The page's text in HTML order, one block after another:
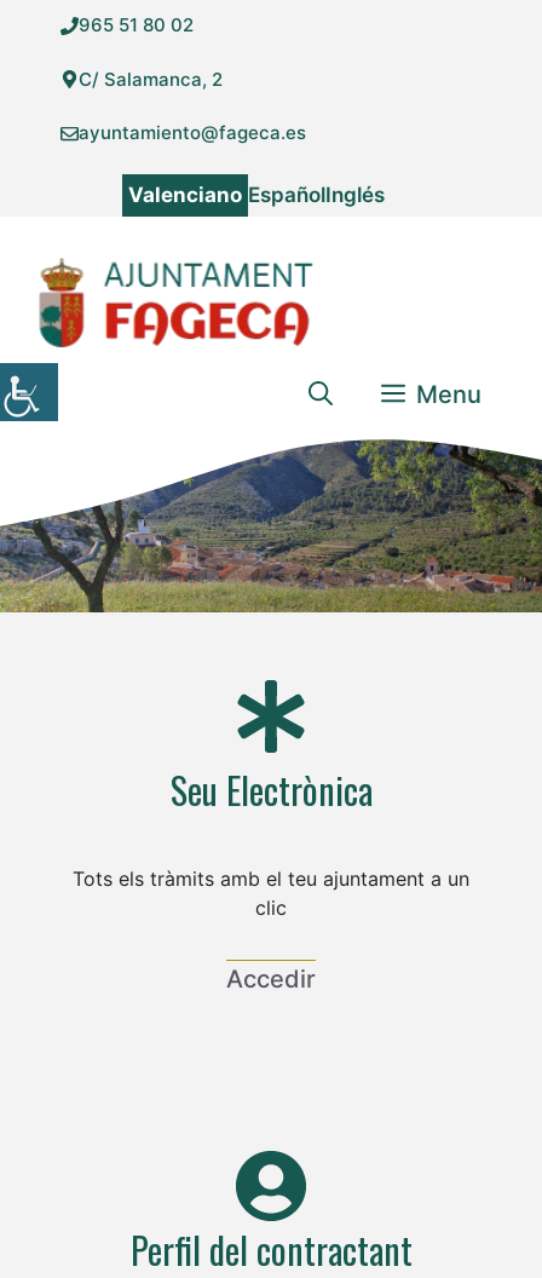
contingut
965 51 80 02
C/ Salamanca, 2
ayuntamiento@fageca.es
Valenciano EspañolInglés
Menu
Seu Electrònica
Tots els tràmits amb el teu ajuntament a un
clic
Accedir
Perfil del contractant